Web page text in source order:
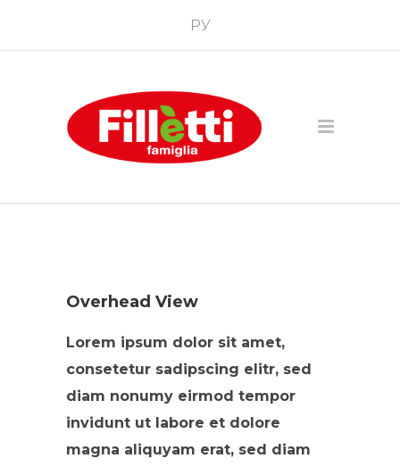
РУ
Overhead View
Lorem ipsum dolor sit amet,
consetetur sadipscing elitr, sed
diam nonumy eirmod tempor
invidunt ut labore et dolore
magna aliquyam erat, sed diam